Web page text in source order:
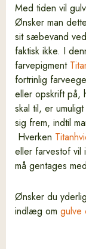
Med tiden vil
Ønsker man
sit sæbevand
faktisk ikke. I
farvepigment
fortrinlig
eller opskrift på,
skal til, er
sig frem, indtil
Hverken
eller farvestof vil
må gentages
Ønsker du
indlæg om gulve